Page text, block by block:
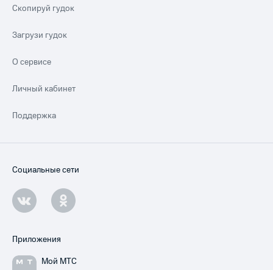
Скопируй гудок
Загрузи гудок
О сервисе
Личный кабинет
Поддержка
Социальные сети
Приложения
Мой МТС